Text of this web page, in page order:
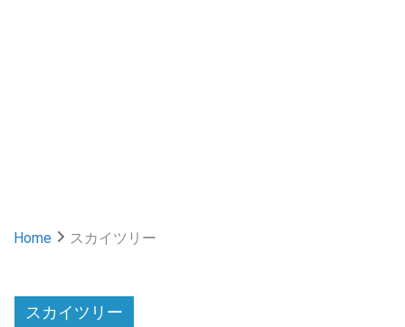
Home スカイツリー
スカイツリー